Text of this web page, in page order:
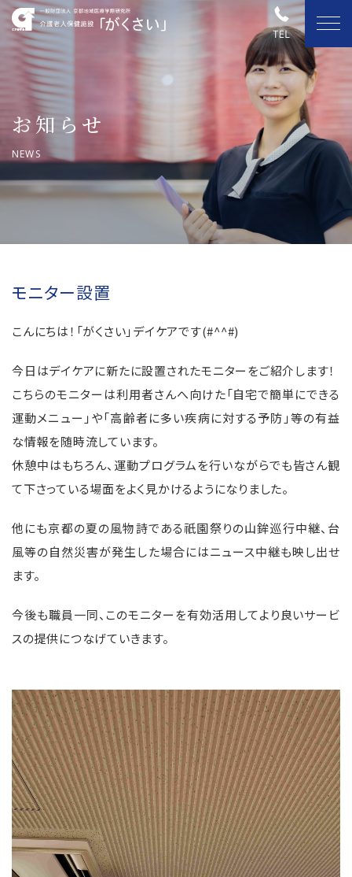
お知らせ
NEWS
モニター設置
こんにちは！「がくさい」デイケアです(#^^#)
今日はデイケアに新たに設置されたモニターをご紹介します！
こちらのモニターは利用者さんへ向けた「自宅で簡単にできる
運動メニュー」や「高齢者に多い疾病に対する予防」等の有益
な情報を随時流しています。
休憩中はもちろん、運動プログラムを行いながらでも皆さん観
て下さっている場面をよく見かけるようになりました。
他にも京都の夏の風物詩である祇園祭りの山鉾巡行中継、台
風等の自然災害が発生した場合にはニュース中継も映し出せ
ます。
今後も職員一同、このモニターを有効活用してより良いサービ
スの提供につなげていきます。